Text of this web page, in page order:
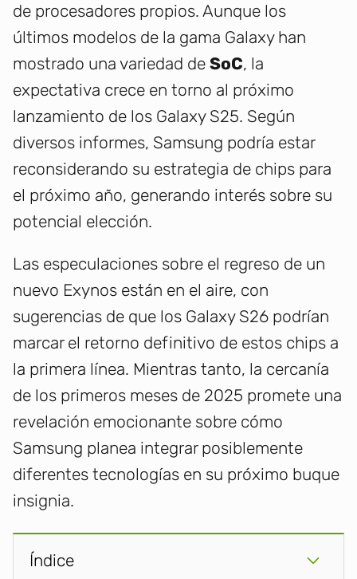
de procesadores propios. Aunque los
últimos modelos de la gama Galaxy han
mostrado una variedad de SoC, la
expectativa crece en torno al próximo
lanzamiento de los Galaxy S25. Según
diversos informes, Samsung podría estar
reconsiderando su estrategia de chips para
el próximo año, generando interés sobre su
potencial elección.
Las especulaciones sobre el regreso de un
nuevo Exynos están en el aire, con
sugerencias de que los Galaxy S26 podrían
marcar el retorno definitivo de estos chips a
la primera línea. Mientras tanto, la cercanía
de los primeros meses de 2025 promete una
revelación emocionante sobre cómo
Samsung planea integrar posiblemente
diferentes tecnologías en su próximo buque
insignia.
Índice